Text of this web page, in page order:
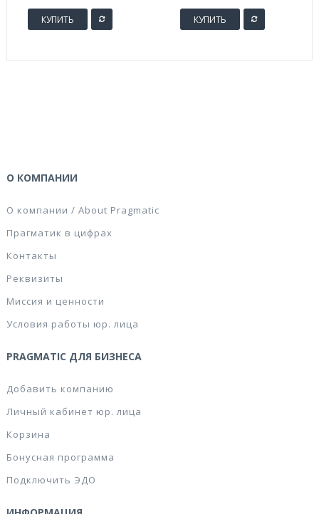
КУПИТЬ КУПИТЬ
О КОМПАНИИ
О компании / About Pragmatic
Прагматик в цифрах
Контакты
Реквизиты
Миссия и ценности
Условия работы юр. лица
PRAGMATIC ДЛЯ БИЗНЕСА
Добавить компанию
Личный кабинет юр. лица
Корзина
Бонусная программа
Подключить ЭДО